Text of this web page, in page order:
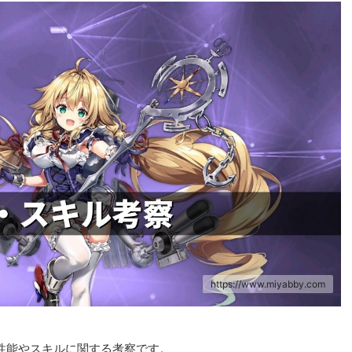
https://www.miyabby.com
能やスキルに関する考察です。